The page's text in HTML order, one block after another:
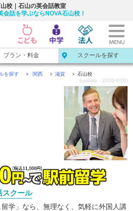
校｜石山の英会話教室
会話を学ぶならNOVA石山校！
プラン・料金 スクールを探す
を探す 関西 滋賀
石山校
(update：2026/4/20)
スクール
学」なら、無理なく、気軽に外国人講